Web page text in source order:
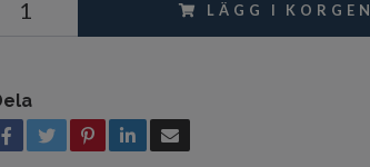
LÄGG I KORGEN